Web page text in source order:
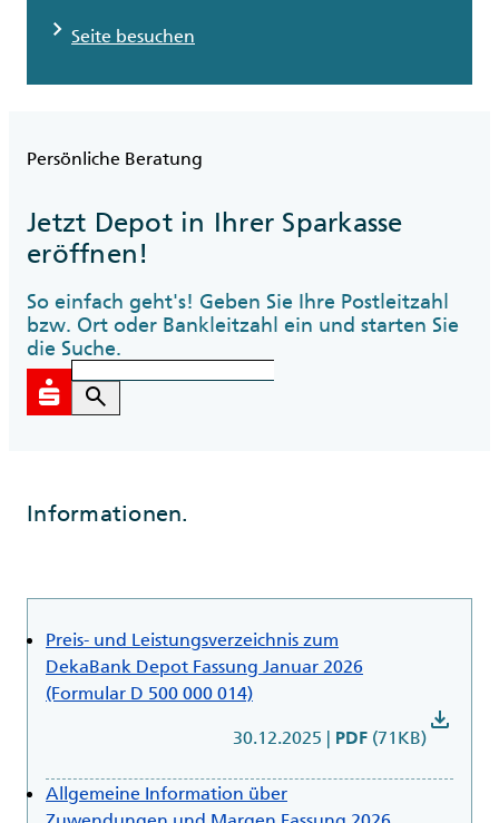
chevron_right Seite besuchen
Persönliche Beratung
Jetzt Depot in Ihrer Sparkasse
eröffnen!
So einfach geht's! Geben Sie Ihre Postleitzahl
bzw. Ort oder Bankleitzahl ein und starten Sie
die Suche.
search
Informationen.
Preis- und Leistungsverzeichnis zum
DekaBank Depot Fassung Januar 2026
(Formular D 500 000 014)
30.12.2025 | PDF (71KB)
download
Allgemeine Information über